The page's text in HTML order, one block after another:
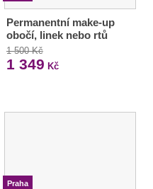
Permanentní make-up
obočí, linek nebo rtů
1 500 Kč
1 349 Kč
Praha